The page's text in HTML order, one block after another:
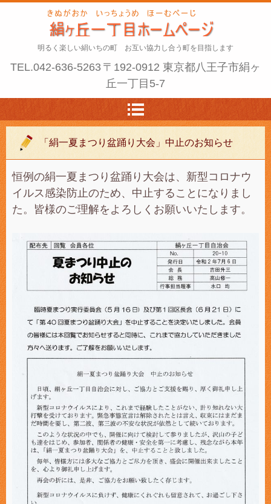
明るく楽しい絹いちの町 お互い協力し合う町を目指します
TEL.042-636-5263 〒192-0912 東京都八王子市絹ヶ
丘一丁目5-7
「絹一夏まつり盆踊り大会」中止のお知らせ
恒例の絹一夏まつり盆踊り大会は、新型コロナウ
イルス感染防止のため、中止することになりまし
た。皆様のご理解をよろしくお願いいたします。